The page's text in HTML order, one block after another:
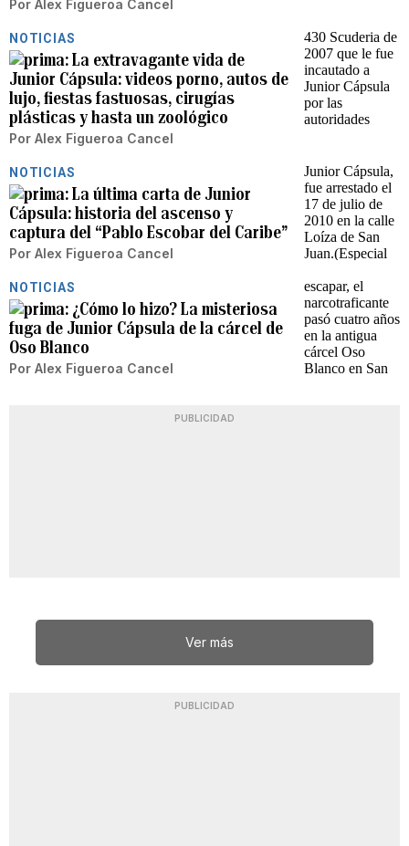
Por Alex Figueroa Cancel
NOTICIAS
La extravagante vida de
Junior Cápsula: videos porno, autos de
lujo, fiestas fastuosas, cirugías
plásticas y hasta un zoológico
Por Alex Figueroa Cancel
NOTICIAS
La última carta de Junior
Cápsula: historia del ascenso y
captura del “Pablo Escobar del Caribe”
Por Alex Figueroa Cancel
NOTICIAS
¿Cómo lo hizo? La misteriosa
fuga de Junior Cápsula de la cárcel de
Oso Blanco
Por Alex Figueroa Cancel
PUBLICIDAD
Ver más
PUBLICIDAD